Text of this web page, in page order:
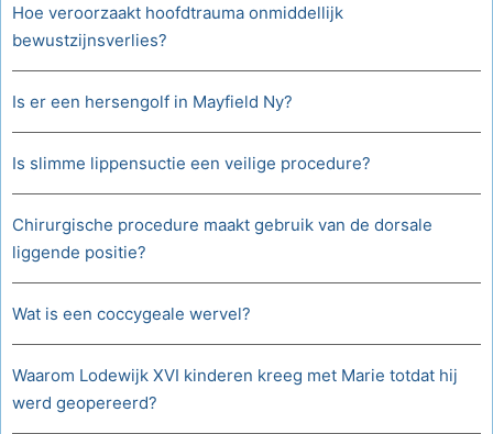
Hoe veroorzaakt hoofdtrauma onmiddellijk
bewustzijnsverlies?
Is er een hersengolf in Mayfield Ny?
Is slimme lippensuctie een veilige procedure?
Chirurgische procedure maakt gebruik van de dorsale
liggende positie?
Wat is een coccygeale wervel?
Waarom Lodewijk XVI kinderen kreeg met Marie totdat hij
werd geopereerd?